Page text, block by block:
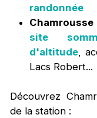
randonnée
site
d'altitude,
Lacs Robert...
Découvrez
de la station :